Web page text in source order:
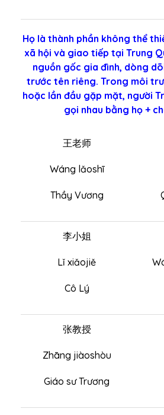
Họ là thành phần không thể
xã hội và giao tiếp tại Trung
nguồn gốc gia đình, dòng
trước tên riêng. Trong môi
hoặc lần đầu gặp mặt, người
gọi nhau bằng họ +
王老师
Wáng lǎoshī
Thầy Vương
李小姐
Lǐ xiǎojiě
Cô Lý
张教授
Zhāng jiàoshòu
Giáo sư Trương